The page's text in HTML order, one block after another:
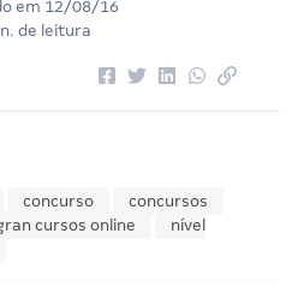
em 12/08/16
de leitura
concurso
concursos
cursos online
nível